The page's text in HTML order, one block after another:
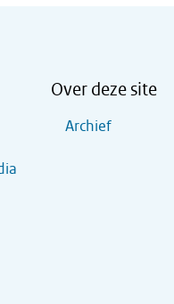
Over deze site
Archief